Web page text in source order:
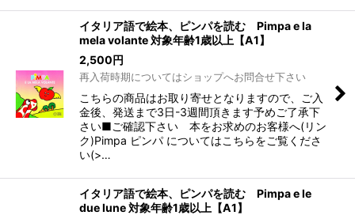
イタリア語で絵本、ピンパを読む Pimpa e la
mela volante 対象年齢1歳以上【A1】
2,500円
再入荷時期についてはショップへお問合せ下さい
こちらの商品はお取り寄せとなりますので、ご入
金後、発送まで3日-3週間頂きます予めご了承下
さい■ご確認下さい 本をお求めのお客様へ(リン
ク)Pimpa ピンパ についてはこちらをご覧くださ
い(>…
イタリア語で絵本、ピンパを読む Pimpa e le
due lune 対象年齢1歳以上【A1】